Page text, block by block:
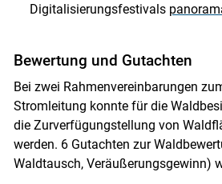
Digitalisierungsfestivals
Bewertung und Gutachten
Bei zwei Rahmenvereinbarungen
Stromleitung konnte für die
die Zurverfügungstellung von
werden. 6 Gutachten zur
Waldtausch, Veräußerungsgewinn)